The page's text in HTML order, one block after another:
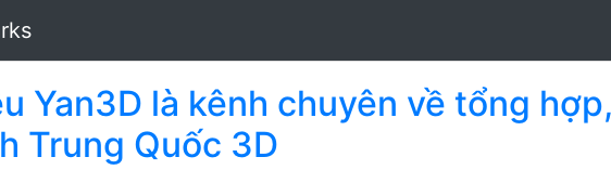
Yan3D là kênh chuyên về tổng
Trung Quốc 3D